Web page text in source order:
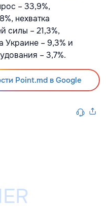
– 33,9%,
нехватка
силы – 21,3%,
Украине – 9,3% и
– 3,7%.
Point.md в Google